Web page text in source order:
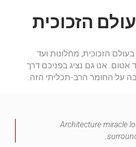
הזכוכית
הזכוכית, מחלונות ועד
אטום. אנו גם נציג בפניכם דרך
על החומר הרב-תכליתי הזה.
“ Architecture miracle